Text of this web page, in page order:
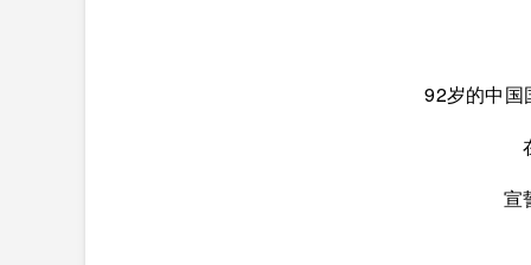
92岁的中国
宣